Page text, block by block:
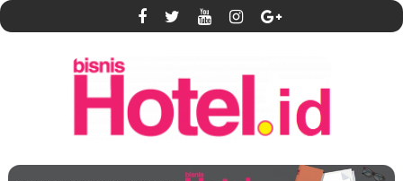
S
k